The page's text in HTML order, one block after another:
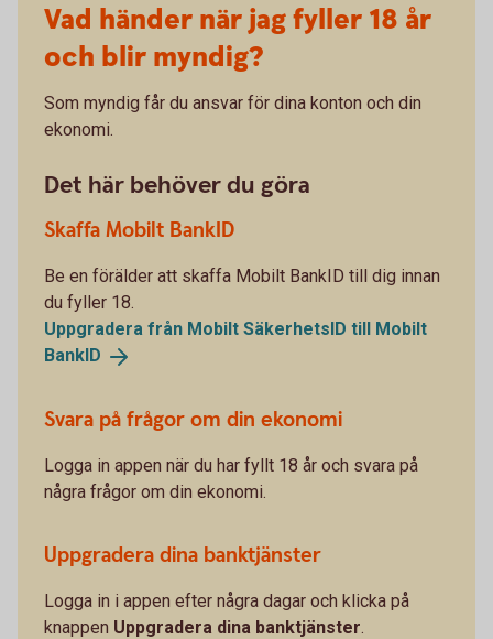
Vad händer när jag fyller 18 år
och blir myndig?
Som myndig får du ansvar för dina konton och din
ekonomi.
Det här behöver du göra
Skaffa Mobilt BankID
Be en förälder att skaffa Mobilt BankID till dig innan
du fyller 18.
Uppgradera från Mobilt SäkerhetsID till Mobilt
BankID
Svara på frågor om din ekonomi
Logga in appen när du har fyllt 18 år och svara på
några frågor om din ekonomi.
Uppgradera dina banktjänster
Logga in i appen efter några dagar och klicka på
knappen Uppgradera dina banktjänster